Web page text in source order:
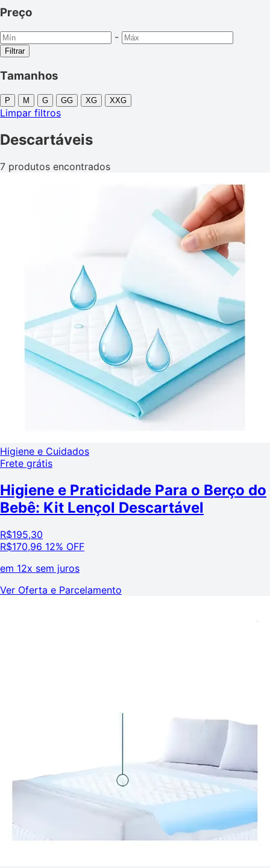
Preço
-
Filtrar
Tamanhos
P M G GG XG XXG
Limpar filtros
Descartáveis
7 produtos encontrados
Higiene e Cuidados
Frete grátis
Higiene e Praticidade Para o Berço do
Bebê: Kit Lençol Descartável
R$195,30
R$170,96 12% OFF
em 12x sem juros
Ver Oferta e Parcelamento